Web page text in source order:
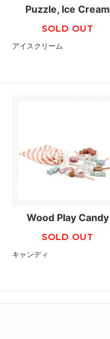
Puzzle, Ice Cream
SOLD OUT
アイスクリーム
Wood Play Candy
SOLD OUT
キャンディ